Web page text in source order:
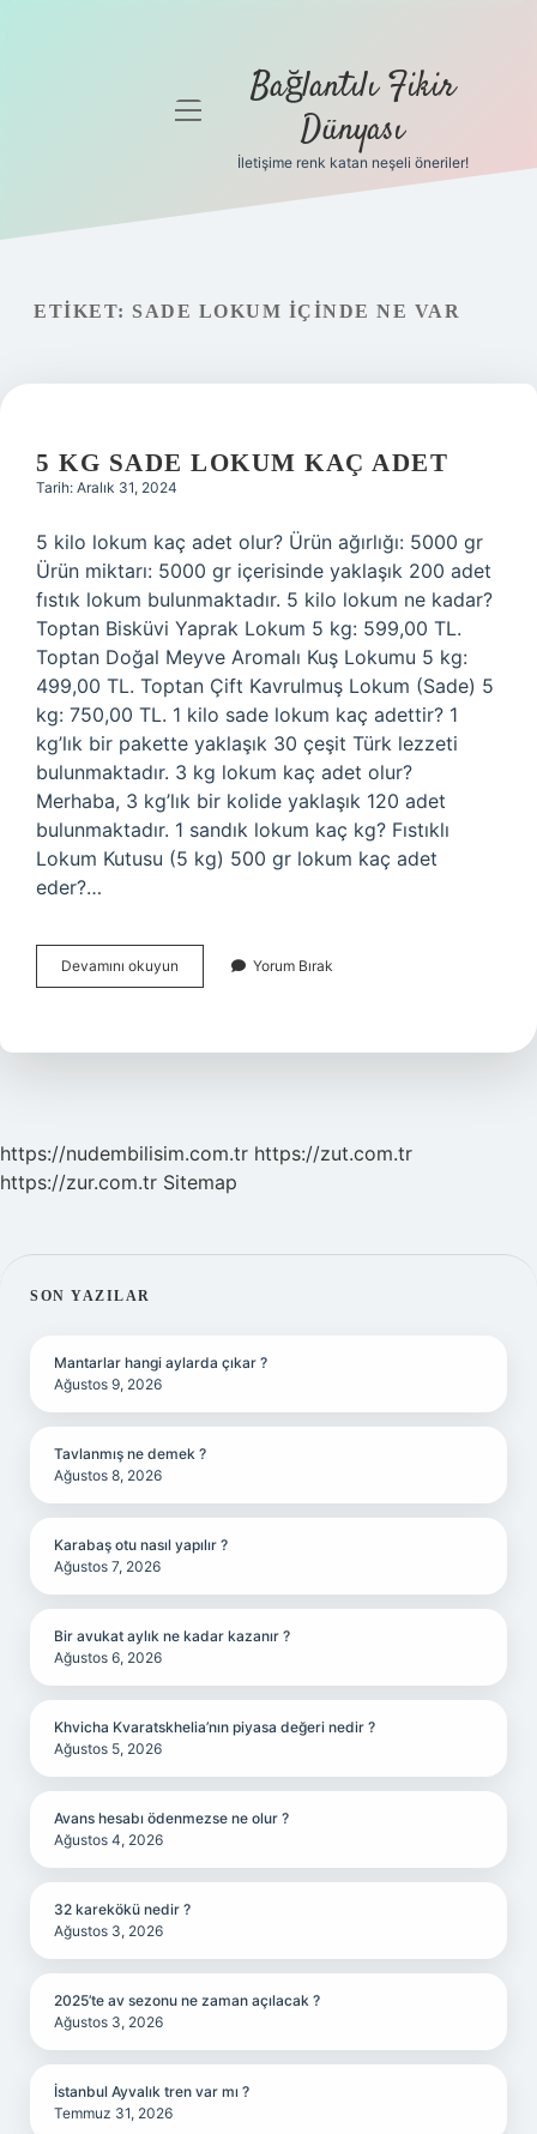
Gizlilik
Yasal Uyarı
Hakkımızda
menüyü
Bağlantılı Fikir
Dünyası
İletişime renk katan neşeli öneriler!
ETIKET: SADE LOKUM IÇINDE NE VAR
5 KG SADE LOKUM KAÇ ADET
Tarih: Aralık 31, 2024
5 kilo lokum kaç adet olur? Ürün ağırlığı: 5000 gr
Ürün miktarı: 5000 gr içerisinde yaklaşık 200 adet
fıstık lokum bulunmaktadır. 5 kilo lokum ne kadar?
Toptan Bisküvi Yaprak Lokum 5 kg: 599,00 TL.
Toptan Doğal Meyve Aromalı Kuş Lokumu 5 kg:
499,00 TL. Toptan Çift Kavrulmuş Lokum (Sade) 5
kg: 750,00 TL. 1 kilo sade lokum kaç adettir? 1
kg’lık bir pakette yaklaşık 30 çeşit Türk lezzeti
bulunmaktadır. 3 kg lokum kaç adet olur?
Merhaba, 3 kg’lık bir kolide yaklaşık 120 adet
bulunmaktadır. 1 sandık lokum kaç kg? Fıstıklı
Lokum Kutusu (5 kg) 500 gr lokum kaç adet
eder?…
Devamını okuyun
Kg
Kaç
Yorum Bırak
https://nudembilisim.com.tr https://zut.com.tr
https://zur.com.tr Sitemap
SIDEBAR
SON YAZILAR
Mantarlar hangi aylarda çıkar ?
Ağustos 9, 2026
Tavlanmış ne demek ?
Ağustos 8, 2026
Karabaş otu nasıl yapılır ?
Ağustos 7, 2026
Bir avukat aylık ne kadar kazanır ?
Ağustos 6, 2026
Khvicha Kvaratskhelia’nın piyasa değeri nedir ?
Ağustos 5, 2026
Avans hesabı ödenmezse ne olur ?
Ağustos 4, 2026
32 karekökü nedir ?
Ağustos 3, 2026
2025’te av sezonu ne zaman açılacak ?
Ağustos 3, 2026
İstanbul Ayvalık tren var mı ?
Temmuz 31, 2026